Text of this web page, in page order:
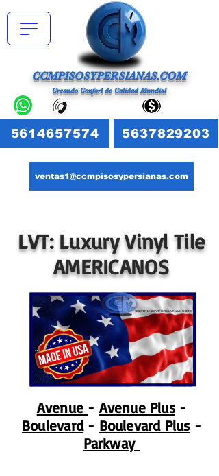
CCMPISOSYPERSIANAS.COM
Creando Confort de Calidad Mundial
5614657574 5637829203
ventas1@ccmpisosypersianas.com
LVT: Luxury Vinyl Tile
AMERICANOS
Avenue - Avenue Plus-
Boulevard- Boulevard Plus-
Parkway